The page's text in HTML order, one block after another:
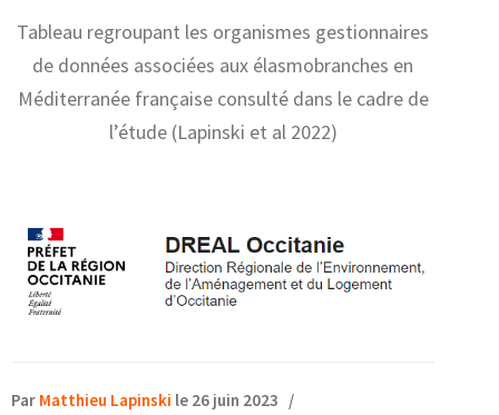
Tableau regroupant les organismes gestionnaires
de données associées aux élasmobranches en
Méditerranée française consulté dans le cadre de
l’étude (Lapinski et al 2022)
Par Matthieu Lapinski le 26 juin 2023 /